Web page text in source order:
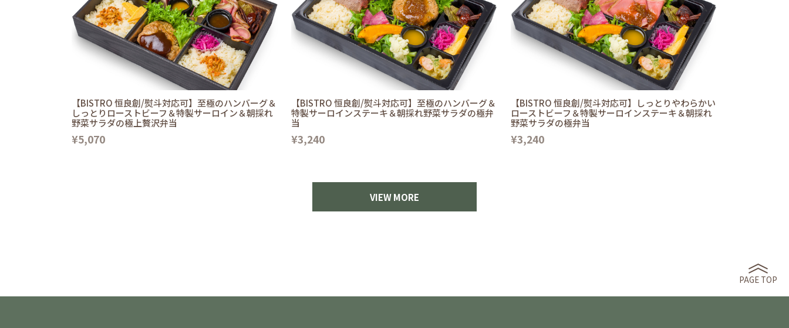
【BISTRO 恒良創/熨斗対応可】至極のハンバーグ＆
しっとりローストビーフ＆特製サーロイン＆朝採れ
野菜サラダの極上贅沢弁当
¥5,070
【BISTRO 恒良創/熨斗対応可】至極のハンバーグ＆
特製サーロインステーキ＆朝採れ野菜サラダの極弁
当
¥3,240
【BISTRO 恒良創/熨斗対応可】しっとりやわらかい
ローストビーフ＆特製サーロインステーキ＆朝採れ
野菜サラダの極弁当
¥3,240
VIEW MORE
PAGE TOP